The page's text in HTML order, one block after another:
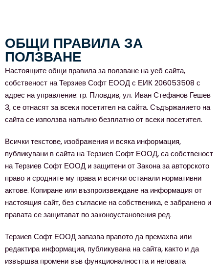
ОБЩИ ПРАВИЛА ЗА
ПОЛЗВАНЕ
Настоящите общи правила за ползване на уеб сайта,
собственост на Терзиев Софт ЕООД с ЕИК 206053508 с
адрес на управление: гр. Пловдив, ул. Иван Стефанов Гешев
3, се отнасят за всеки посетител на сайта. Съдържанието на
сайта се използва напълно безплатно от всеки посетител.
Всички текстове, изображения и всяка информация,
публикувани в сайта на Терзиев Софт ЕООД, са собственост
на Терзиев Софт ЕООД и защитени от Закона за авторското
право и сродните му права и всички останали нормативни
актове. Копиране или възпроизвеждане на информация от
настоящия сайт, без съгласие на собственика, е забранено и
правата се защитават по законоустановения ред.
Терзиев Софт ЕООД запазва правото да премахва или
редактира информация, публикувана на сайта, както и да
извършва промени във функционалността и неговата
Запознат съм и се съгласявам сПолитиката за
поверителност